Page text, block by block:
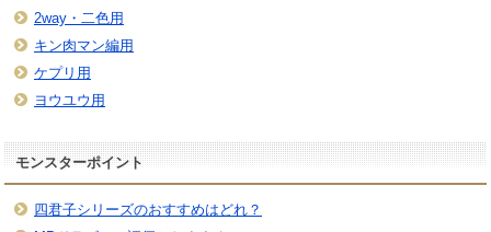
2way・二色用
キン肉マン編用
ケプリ用
ヨウユウ用
モンスターポイント
四君子シリーズのおすすめはどれ？